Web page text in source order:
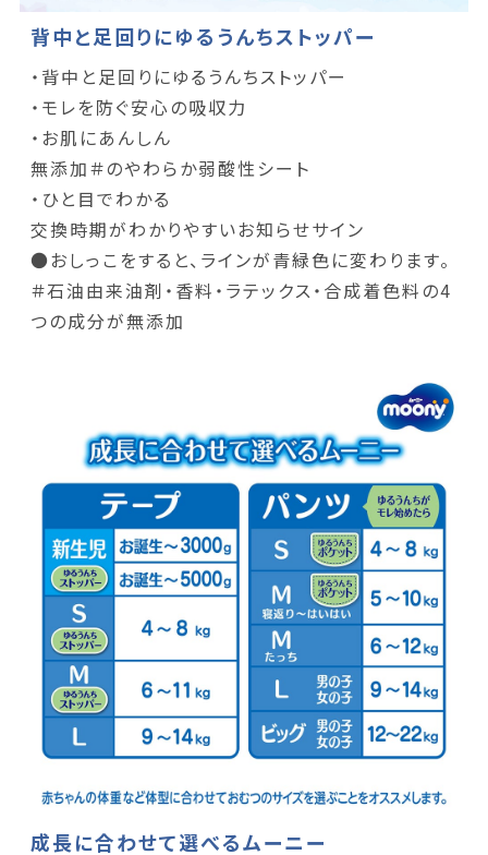
背中と足回りにゆるうんちストッパー
・背中と足回りにゆるうんちストッパー
・モレを防ぐ安心の吸収力
・お肌にあんしん
無添加＃のやわらか弱酸性シート
・ひと目でわかる
交換時期がわかりやすいお知らせサイン
●おしっこをすると、ラインが青緑色に変わります。
＃石油由来油剤・香料・ラテックス・合成着色料の4
つの成分が無添加
成長に合わせて選べるムーニー